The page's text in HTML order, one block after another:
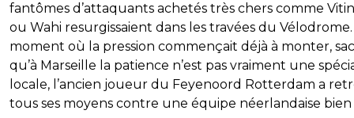
fantômes d’attaquants achetés très chers comme
ou Wahi resurgissaient dans les travées du
moment où la pression commençait déjà à monter,
qu’à Marseille la patience n’est pas vraiment une
locale, l’ancien joueur du Feyenoord Rotterdam a
tous ses moyens contre une équipe néerlandaise